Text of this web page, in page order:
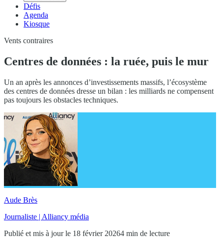
Défis
Agenda
Kiosque
Vents contraires
Centres de données : la ruée, puis le mur
Un an après les annonces d’investissements massifs, l’écosystème
des centres de données dresse un bilan : les milliards ne compensent
pas toujours les obstacles techniques.
Aude Brès
Journaliste | Alliancy média
Publié et mis à jour le 18 février 20264 min de lecture